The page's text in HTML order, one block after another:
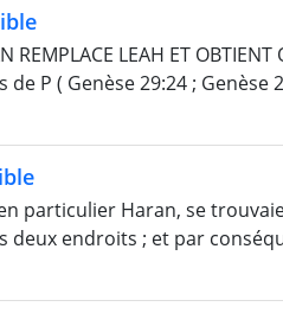
REMPLACE LEAH ET OBTIENT
de P ( Genèse 29:24 ; Genèse
particulier Haran, se
deux endroits ; et par